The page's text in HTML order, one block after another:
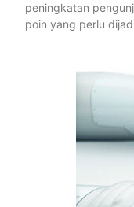
peningkatan
poin yang perlu